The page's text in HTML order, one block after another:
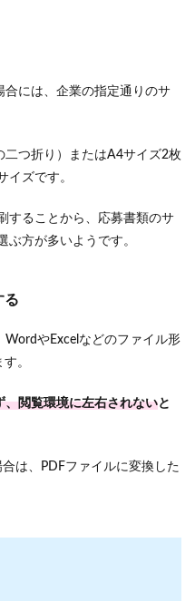
合には、企業の指定通りのサ
つ折り）またはA4サイズ2枚
イズです。
することから、応募書類のサ
ぶ方が多いようです。
る
やExcelなどのファイル形
。
、閲覧環境に左右されないと
は、PDFファイルに変換した